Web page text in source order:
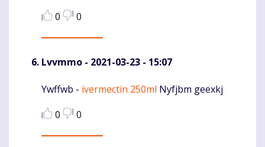
0
0
Lvvmmo - 2021-03-23 - 15:07
Komentaras
Ywffwb - ivermectin 250ml Nyfjbm geexkj
0
0